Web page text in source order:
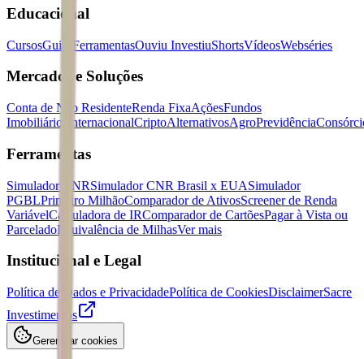
Educacional
CursosGuias FerramentasOuviu InvestiuShortsVídeosWebséries
Mercados e Soluções
Conta de Não ResidenteRenda FixaAçõesFundos
Imobiliários
InternacionalCriptoAlternativosAgroPrevidência
Ferramentas
Simulador CNRSimulador CNR Brasil x EUASimulador
PGBLPrimeiro MilhãoComparador de AtivosScreener de Renda
VariávelCalculadora de IRComparador de CartõesPagar à Vista ou
ParceladoEquivalência de MilhasVer mais
Institucional e Legal
Política de Dados e PrivacidadePolítica de CookiesDisclaimerSacre
Investimentos
Gerenciar cookies